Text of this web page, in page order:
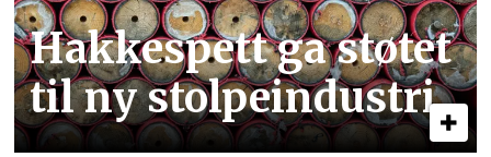
Hakkespett ga støtet
til ny stolpe­industri